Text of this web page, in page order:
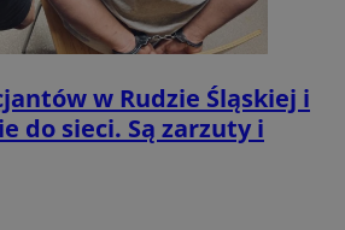
w Rudzie Śląskiej i
do sieci. Są zarzuty i